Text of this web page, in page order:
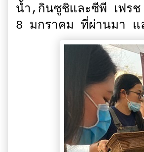
น้ำ,กินซูชิและซีพี เฟรช
8 มกราคม ที่ผ่านมา แ